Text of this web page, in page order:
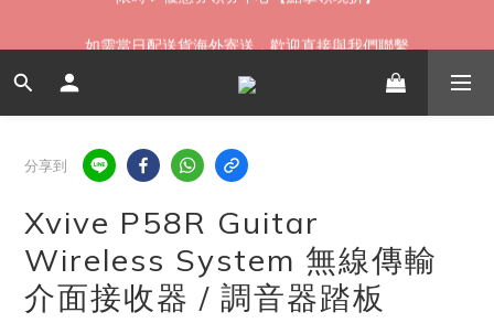
無卡分期 零利率 好輕鬆【立即填表】
如需當日配送貨海外寄送，歡迎直接與我們聯繫
分享到
Xvive P58R Guitar
Wireless System 無線傳輸
介面接收器 / 調音器踏板